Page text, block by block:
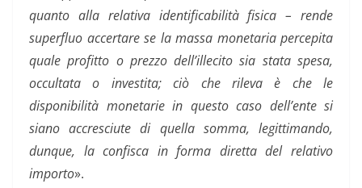
quanto alla relativa identificabilità fisica – rende
superfluo accertare se la massa monetaria percepita
quale profitto o prezzo dell’illecito sia stata spesa,
occultata o investita; ciò che rileva è che le
disponibilità monetarie in questo caso dell’ente si
siano accresciute di quella somma, legittimando,
dunque, la confisca in forma diretta del relativo
importo».